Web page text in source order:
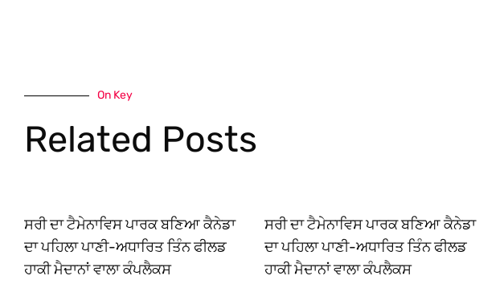
On Key
Related Posts
ਸਰੀ ਦਾ ਟੈਮੇਨਾਵਿਸ ਪਾਰਕ ਬਣਿਆ ਕੈਨੇਡਾ
ਦਾ ਪਹਿਲਾ ਪਾਣੀ-ਅਧਾਰਿਤ ਤਿੰਨ ਫੀਲਡ
ਹਾਕੀ ਮੈਦਾਨਾਂ ਵਾਲਾ ਕੰਪਲੈਕਸ
ਸਰੀ ਦਾ ਟੈਮੇਨਾਵਿਸ ਪਾਰਕ ਬਣਿਆ ਕੈਨੇਡਾ
ਦਾ ਪਹਿਲਾ ਪਾਣੀ-ਅਧਾਰਿਤ ਤਿੰਨ ਫੀਲਡ
ਹਾਕੀ ਮੈਦਾਨਾਂ ਵਾਲਾ ਕੰਪਲੈਕਸ